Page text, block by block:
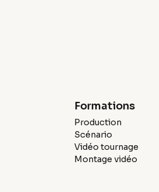
Formations
Production
Scénario
Vidéo tournage
Montage vidéo